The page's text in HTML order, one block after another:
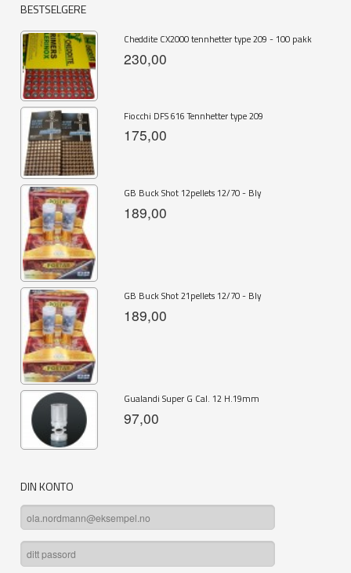
BESTSELGERE
Cheddite CX2000 tennhetter type 209 - 100 pakk
230,00
Fiocchi DFS 616 Tennhetter type 209
175,00
GB Buck Shot 12pellets 12/70 - Bly
189,00
GB Buck Shot 21pellets 12/70 - Bly
189,00
Gualandi Super G Cal. 12 H.19mm
97,00
DIN KONTO